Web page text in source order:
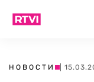
НОВОСТИ |